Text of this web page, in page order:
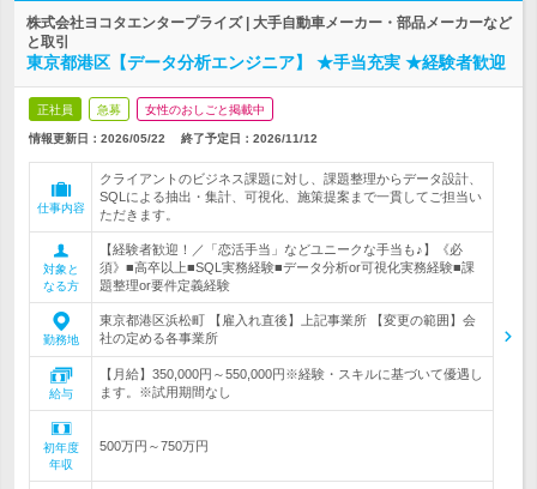
株式会社ヨコタエンタープライズ | 大手自動車メーカー・部品メーカーなど
と取引
東京都港区【データ分析エンジニア】 ★手当充実 ★経験者歓迎
正社員 急募 女性のおしごと掲載中
情報更新日：2026/05/22 終了予定日： 2026/11/12
仕事内容
クライアントのビジネス課題に対し、課題整理からデータ設計、
SQLによる抽出・集計、可視化、施策提案まで一貫してご担当い
ただきます。
対象と
なる方
【経験者歓迎！／「恋活手当」などユニークな手当も♪】《必
須》■高卒以上■SQL実務経験■データ分析or可視化実務経験■課
題整理or要件定義経験
勤務地
東京都港区浜松町 【雇入れ直後】上記事業所 【変更の範囲】会
社の定める各事業所
給与
【月給】350,000円～550,000円※経験・スキルに基づいて優遇し
ます。※試用期間なし
初年度
年収
500万円～750万円